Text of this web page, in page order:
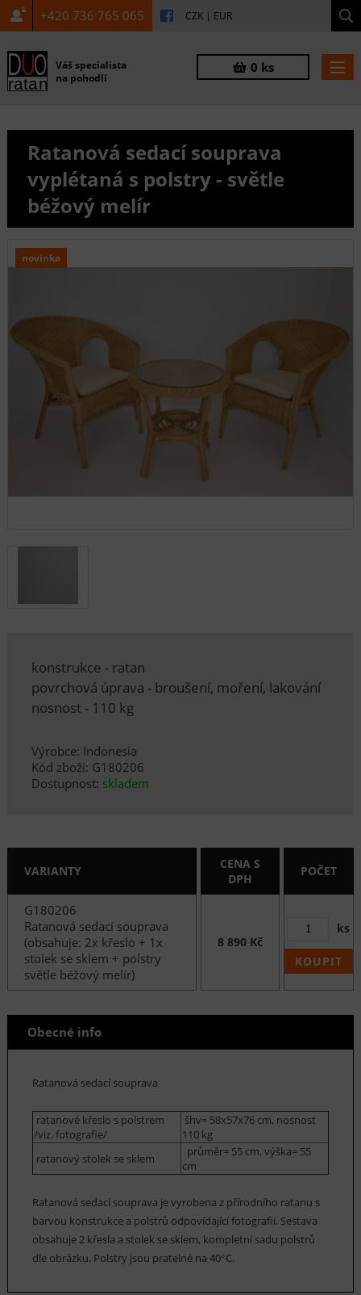
+420 736 765 065 CZK | EUR
Váš specialista
na pohodlí
0 ks
Ratanová sedací souprava
vyplétaná s polstry - světle
béžový melír
novinka
konstrukce - ratan
povrchová úprava - broušení, moření, lakování
nosnost - 110 kg
Výrobce: Indonesia
Kód zboží: G180206
Dostupnost: skladem
VARIANTY
CENA S
DPH
POČET
G180206
Ratanová sedací souprava
(obsahuje: 2x křeslo + 1x
stolek se sklem + polstry
světle béžový melír)
8 890 Kč
ks
KOUPIT
Obecné info
Ratanová sedací souprava
ratanové křeslo s polstrem
/viz. fotografie/
šhv= 58x57x76 cm, nosnost
110 kg
ratanový stolek se sklem
průměr= 55 cm, výška= 55
cm
Ratanová sedací souprava je vyrobena z přírodního ratanu s
barvou konstrukce a polstrů odpovídající fotografii. Sestava
obsahuje 2 křesla a stolek se sklem, kompletní sadu polstrů
dle obrázku. Polstry jsou pratelné na 40°C.